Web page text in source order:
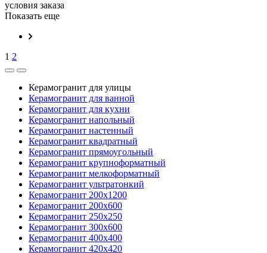
условия заказа
Показать еще
1 2
Керамогранит для улицы
Керамогранит для ванной
Керамогранит для кухни
Керамогранит напольный
Керамогранит настенный
Керамогранит квадратный
Керамогранит прямоугольный
Керамогранит крупноформатный
Керамогранит мелкоформатный
Керамогранит ультратонкий
Керамогранит 200х1200
Керамогранит 200х600
Керамогранит 250х250
Керамогранит 300х600
Керамогранит 400х400
Керамогранит 420х420